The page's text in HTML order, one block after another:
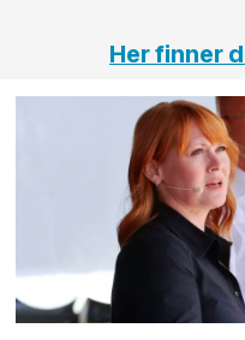
Her finner